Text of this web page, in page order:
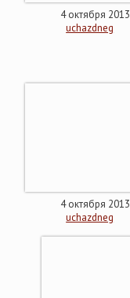
4 октября 2013
uchazdneg
4 октября 2013
uchazdneg